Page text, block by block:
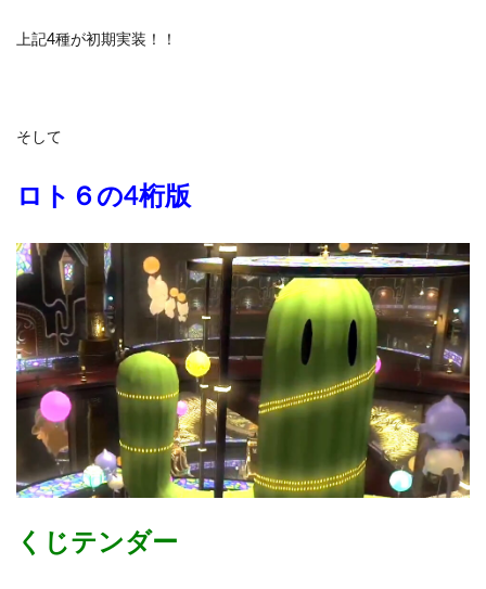
上記4種が初期実装！！
そして
ロト６の4桁版
くじテンダー